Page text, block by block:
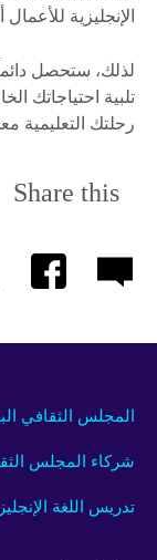
الإنجليزية
لذلك، ستحصل
تلبية احتياجاتك
رحلتك التعليمية
Share this
المجلس الثقافي
شركاء المجلس
تدريس اللغة